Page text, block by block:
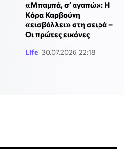
«Μπαμπά, σ’ αγαπώ»: Η
Κόρα Καρβούνη
«εισβάλλει» στη σειρά –
Οι πρώτες εικόνες
Life 30.07.2026 22:18